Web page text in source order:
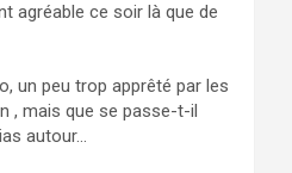
agréable ce soir là que de
un peu trop apprêté par les
, mais que se passe-t-il
autour...